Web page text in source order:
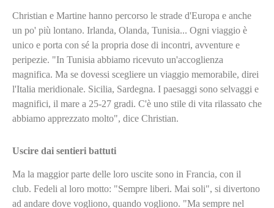
Christian e Martine hanno percorso le strade d'Europa e anche
un po' più lontano. Irlanda, Olanda, Tunisia... Ogni viaggio è
unico e porta con sé la propria dose di incontri, avventure e
peripezie. "In Tunisia abbiamo ricevuto un'accoglienza
magnifica. Ma se dovessi scegliere un viaggio memorabile, direi
l'Italia meridionale. Sicilia, Sardegna. I paesaggi sono selvaggi e
magnifici, il mare a 25-27 gradi. C'è uno stile di vita rilassato che
abbiamo apprezzato molto", dice Christian.
Uscire dai sentieri battuti
Ma la maggior parte delle loro uscite sono in Francia, con il
club. Fedeli al loro motto: "Sempre liberi. Mai soli", si divertono
ad andare dove vogliono, quando vogliono. "Ma sempre nel